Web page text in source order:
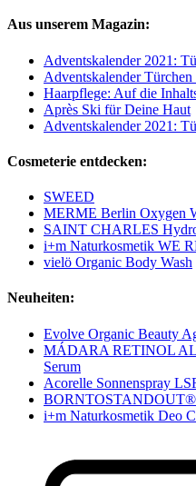
Aus unserem Magazin:
Adventskalender 2021:
Adventskalender
Haarpflege: Auf die
Après Ski für Deine Haut
Adventskalender 2021:
Cosmeterie entdecken:
SWEED
MERME Berlin Oxygen
SAINT CHARLES
i+m Naturkosmetik WE
vielö Organic Body Wash
Neuheiten:
Evolve Organic Beauty
MÁDARA RETINOL
Serum
Acorelle Sonnenspray
BORNTOSTANDOUT®
i+m Naturkosmetik Deo